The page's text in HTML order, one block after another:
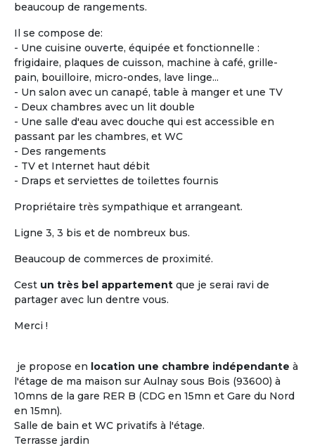
beaucoup de rangements.
Il se compose de:
- Une cuisine ouverte, équipée et fonctionnelle :
frigidaire, plaques de cuisson, machine à café, grille-
pain, bouilloire, micro-ondes, lave linge...
- Un salon avec un canapé, table à manger et une TV
- Deux chambres avec un lit double
- Une salle d'eau avec douche qui est accessible en
passant par les chambres, et WC
- Des rangements
- TV et Internet haut débit
- Draps et serviettes de toilettes fournis
Propriétaire très sympathique et arrangeant.
Ligne 3, 3 bis et de nombreux bus.
Beaucoup de commerces de proximité.
Cest un très bel appartement que je serai ravi de
partager avec lun dentre vous.
Merci !
je propose en location une chambre indépendante à
l'étage de ma maison sur Aulnay sous Bois (93600) à
10mns de la gare RER B (CDG en 15mn et Gare du Nord
en 15mn).
Salle de bain et WC privatifs à l'étage.
Terrasse jardin
Proposer une
Vivre ensemble dans un
trouver« les bonnes personnes » avec qui
l'occuper...
Les clés d'un projet de colocation réussi
entre seniors : avoir certains centres
d'intérêts en commun !